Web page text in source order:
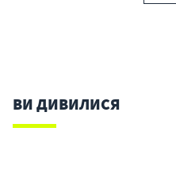
ВИ ДИВИЛИСЯ